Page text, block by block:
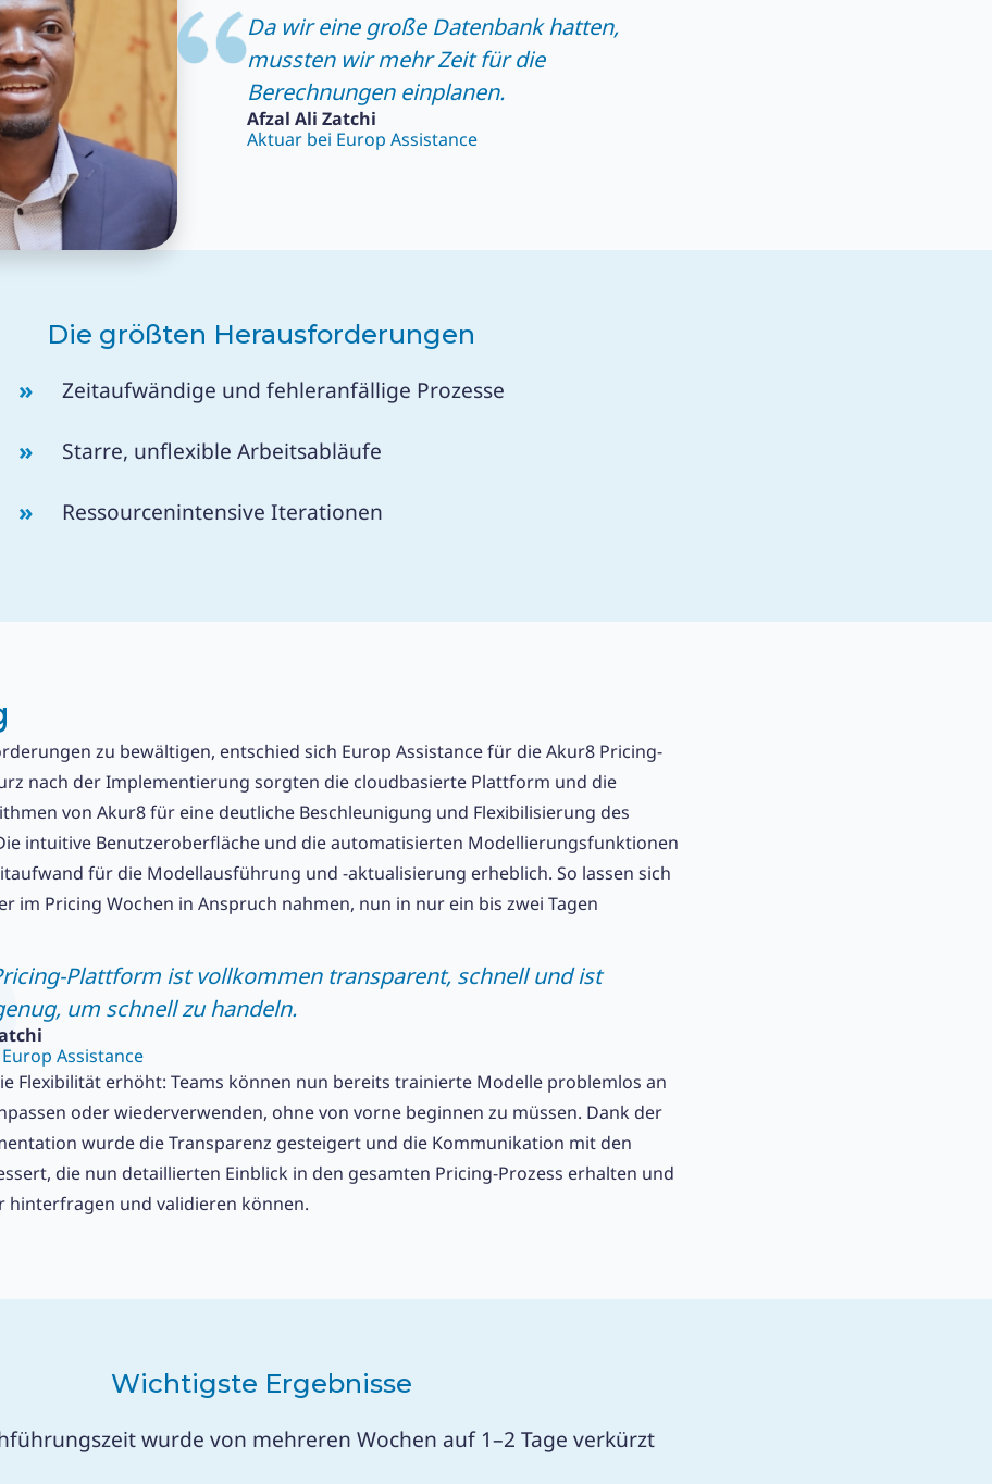
Da wir eine große Datenbank hatten,
mussten wir mehr Zeit für die
Berechnungen einplanen.
Afzal Ali Zatchi
Aktuar bei Europ Assistance
Die größten Herausforderungen
Zeitaufwändige und fehleranfällige Prozesse
Starre, unflexible Arbeitsabläufe
Ressourcenintensive Iterationen
zu bewältigen, entschied sich Europ Assistance für die Akur8 Pricing-
nach der Implementierung sorgten die cloudbasierte Plattform und die
von Akur8 für eine deutliche Beschleunigung und Flexibilisierung des
intuitive Benutzeroberfläche und die automatisierten Modellierungsfunktionen
für die Modellausführung und -aktualisierung erheblich. So lassen sich
im Pricing Wochen in Anspruch nahmen, nun in nur ein bis zwei Tagen
Plattform ist vollkommen transparent, schnell und ist
um schnell zu handeln.
Assistance
Flexibilität erhöht: Teams können nun bereits trainierte Modelle problemlos an
oder wiederverwenden, ohne von vorne beginnen zu müssen. Dank der
wurde die Transparenz gesteigert und die Kommunikation mit den
die nun detaillierten Einblick in den gesamten Pricing-Prozess erhalten und
hinterfragen und validieren können.
Wichtigste Ergebnisse
wurde von mehreren Wochen auf 1–2 Tage verkürzt